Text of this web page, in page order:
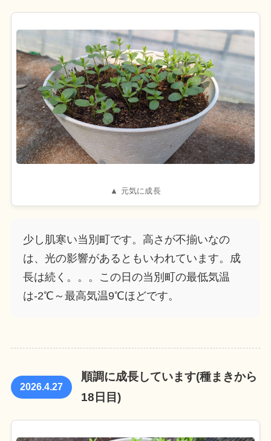
▲ 元気に成長
少し肌寒い当別町です。高さが不揃いなの
は、光の影響があるともいわれています。成
長は続く。。。この日の当別町の最低気温
は-2℃～最高気温9℃ほどです。
2026.4.27
順調に成長しています(種まきから
18日目)